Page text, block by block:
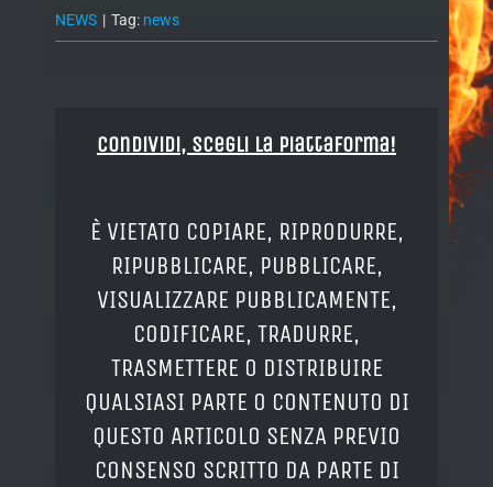
NEWS | Tag: news
Condividi, Scegli la piattaforma!
È VIETATO COPIARE, RIPRODURRE,
RIPUBBLICARE, PUBBLICARE,
VISUALIZZARE PUBBLICAMENTE,
CODIFICARE, TRADURRE,
TRASMETTERE O DISTRIBUIRE
QUALSIASI PARTE O CONTENUTO DI
QUESTO ARTICOLO SENZA PREVIO
CONSENSO SCRITTO DA PARTE DI